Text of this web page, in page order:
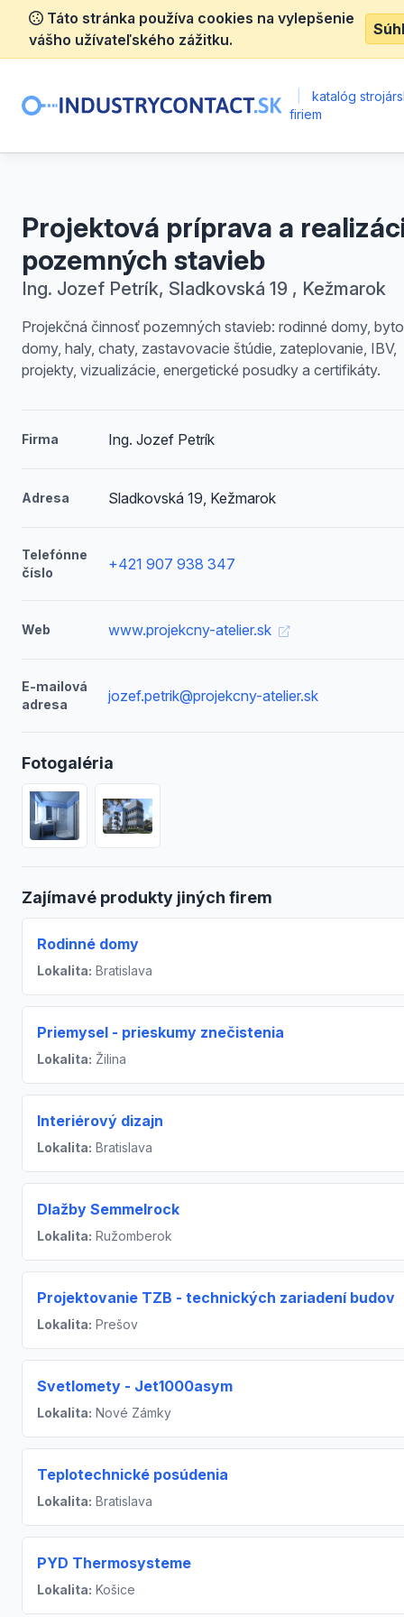
Táto stránka používa cookies na vylepšenie
vášho užívateľského zážitku.
katalóg
firiem
Projektová príprava a
pozemných stavieb
Ing. Jozef Petrík, Sladkovská 19 , Kežmarok
Projekčná činnosť pozemných stavieb: rodinné domy,
domy, haly, chaty, zastavovacie štúdie, zateplovanie, IBV,
projekty, vizualizácie, energetické posudky a certifikáty.
Firma Ing. Jozef Petrík
Adresa Sladkovská 19, Kežmarok
Telefónne
číslo
+421 907 938 347
Web www.projekcny-atelier.sk
E-mailová
adresa
jozef.petrik@projekcny-atelier.sk
Fotogaléria
Zajímavé produkty jiných firem
Rodinné domy
Lokalita: Bratislava
Priemysel - prieskumy znečistenia
Lokalita: Žilina
Interiérový dizajn
Lokalita: Bratislava
Dlažby Semmelrock
Lokalita: Ružomberok
Projektovanie TZB - technických zariadení budov
Lokalita: Prešov
Svetlomety - Jet1000asym
Lokalita: Nové Zámky
Teplotechnické posúdenia
Lokalita: Bratislava
PYD Thermosysteme
Lokalita: Košice